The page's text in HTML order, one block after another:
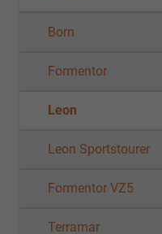
Born
Formentor
Leon
Leon Sportstourer
Formentor VZ5
Terramar